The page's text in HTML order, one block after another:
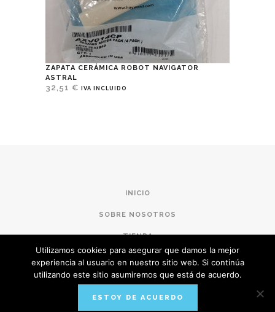
ZAPATA CERÁMICA ROBOT NAVIGATOR
ASTRAL
32,51 € IVA INCLUIDO
INICIO
SOBRE NOSOTROS
TIENDA
CONDICIONES DE COMPRA
POLÍTICA DE PRIVACIDAD
AVISO LEGAL
Utilizamos cookies para asegurar que damos la mejor
experiencia al usuario en nuestro sitio web. Si continúa
utilizando este sitio asumiremos que está de acuerdo.
ESTOY DE ACUERDO